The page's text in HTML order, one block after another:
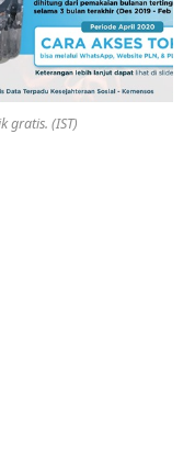
gratis. (IST)